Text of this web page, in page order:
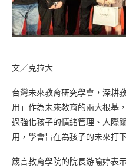
文／克拉大
台灣未來教育研究學會，深耕
用」作為未來教育的兩大根基
過強化孩子的情緒管理、人際
用，學會旨在為孩子的未來打
箴言教育學院的院長游喻婷表